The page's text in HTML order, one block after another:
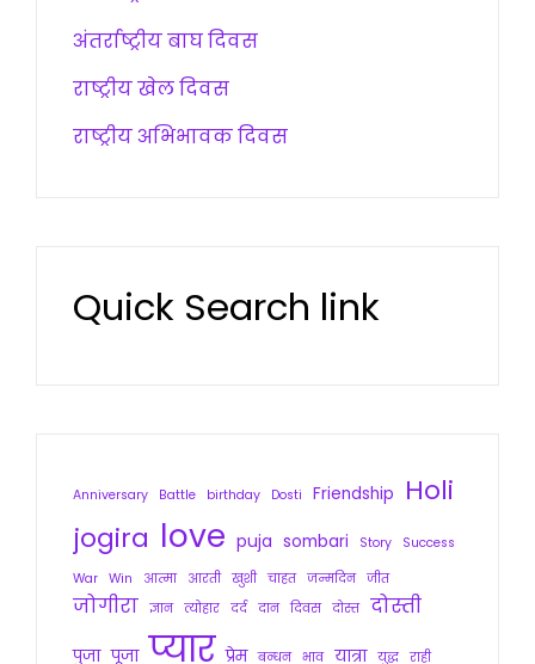
अंतर्राष्ट्रीय बाघ दिवस
राष्ट्रीय खेल दिवस
राष्ट्रीय अभिभावक दिवस
Quick Search link
Anniversary Battle birthday Dosti Friendship
Holi
jogira love puja sombari Story
Success
War Win आत्मा आरती खुशी चाहत जन्मदिन जीत
जोगीरा ज्ञान त्योहार दर्द दान दिवस दोस्त दोस्ती
पुजा पूजा प्यार प्रेम बन्धन भाव यात्रा युद्ध राही